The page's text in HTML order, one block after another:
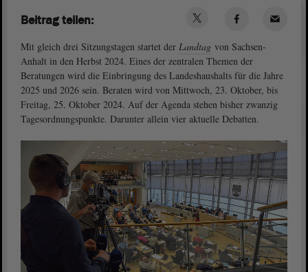
Mit gleich drei Sitzungstagen startet der Landtag von Sachsen-
Anhalt in den Herbst 2024. Eines der zentralen Themen der
Beratungen wird die Einbringung des Landeshaushalts für die Jahre
2025 und 2026 sein. Beraten wird von Mittwoch, 23. Oktober, bis
Freitag, 25. Oktober 2024. Auf der Agenda stehen bisher zwanzig
Tagesordnungspunkte. Darunter allein vier aktuelle Debatten.
Beitrag teilen: